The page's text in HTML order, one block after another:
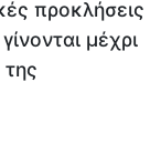
προκλήσεις
μέχρι